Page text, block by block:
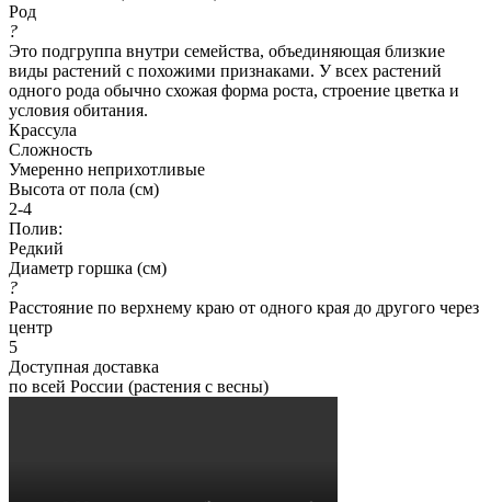
Род
?
Это подгруппа внутри семейства, объединяющая близкие
виды растений с похожими признаками. У всех растений
одного рода обычно схожая форма роста, строение цветка и
условия обитания.
Крассула
Сложность
Умеренно неприхотливые
Высота от пола (см)
2-4
Полив:
Редкий
Диаметр горшка (см)
?
Расстояние по верхнему краю от одного края до другого через
центр
5
Доступная доставка
по всей России (растения с весны)